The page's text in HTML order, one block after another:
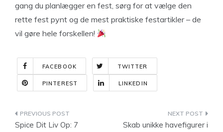
gang du planlægger en fest, sørg for at vælge den
rette fest pynt og de mest praktiske festartikler – de
vil gøre hele forskellen!
FACEBOOK TWITTER
PINTEREST LINKEDIN
Indlægsnavigation
Spice Dit Liv Op: 7
Skab unikke havefigurer i